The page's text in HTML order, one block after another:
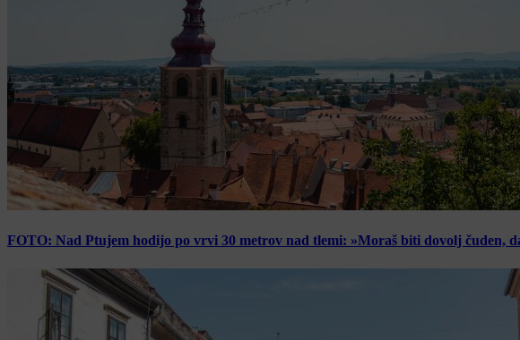
FOTO: Nad Ptujem hodijo po vrvi 30 metrov nad tlemi: »Moraš biti dovolj čuden,